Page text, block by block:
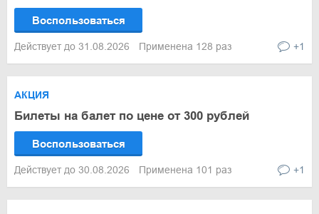
Воспользоваться
Действует до 31.08.2026 Применена 128 раз +1
АКЦИЯ
Билеты на балет по цене от 300 рублей
Воспользоваться
Действует до 30.08.2026 Применена 101 раз +1